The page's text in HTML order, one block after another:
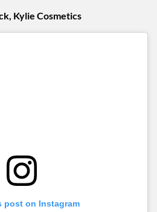
Kylie Cosmetics
post on Instagram